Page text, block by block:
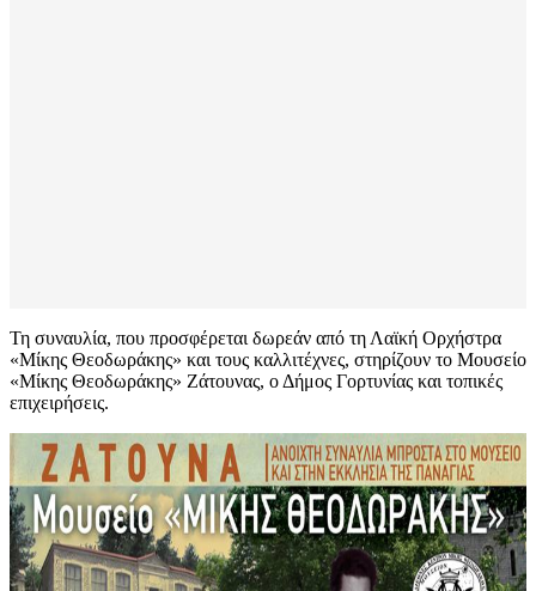
Τη συναυλία, που προσφέρεται δωρεάν από τη Λαϊκή Ορχήστρα
«Μίκης Θεοδωράκης» και τους καλλιτέχνες, στηρίζουν το Μουσείο
«Μίκης Θεοδωράκης» Ζάτουνας, ο Δήμος Γορτυνίας και τοπικές
επιχειρήσεις.